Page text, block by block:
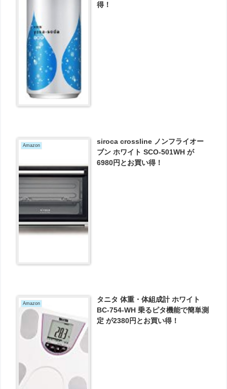
得！
Amazon
siroca crossline ノンフライオー
ブン ホワイト SCO-501WH が
6980円とお買い得！
Amazon
タニタ 体重・体組成計 ホワイト
BC-754-WH 乗るピタ機能で簡単測
定 が2380円とお買い得！